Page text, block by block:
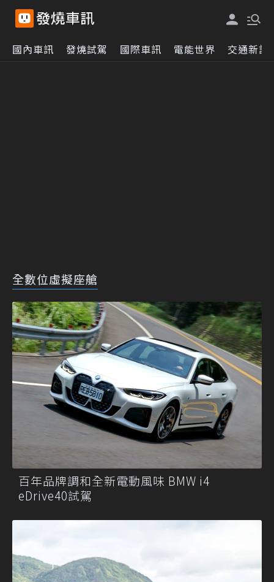
國內車訊 發燒試駕 國際車訊 電能世界 交通新訊
全數位虛擬座艙
百年品牌調和全新電動風味 BMW i4
eDrive40試駕